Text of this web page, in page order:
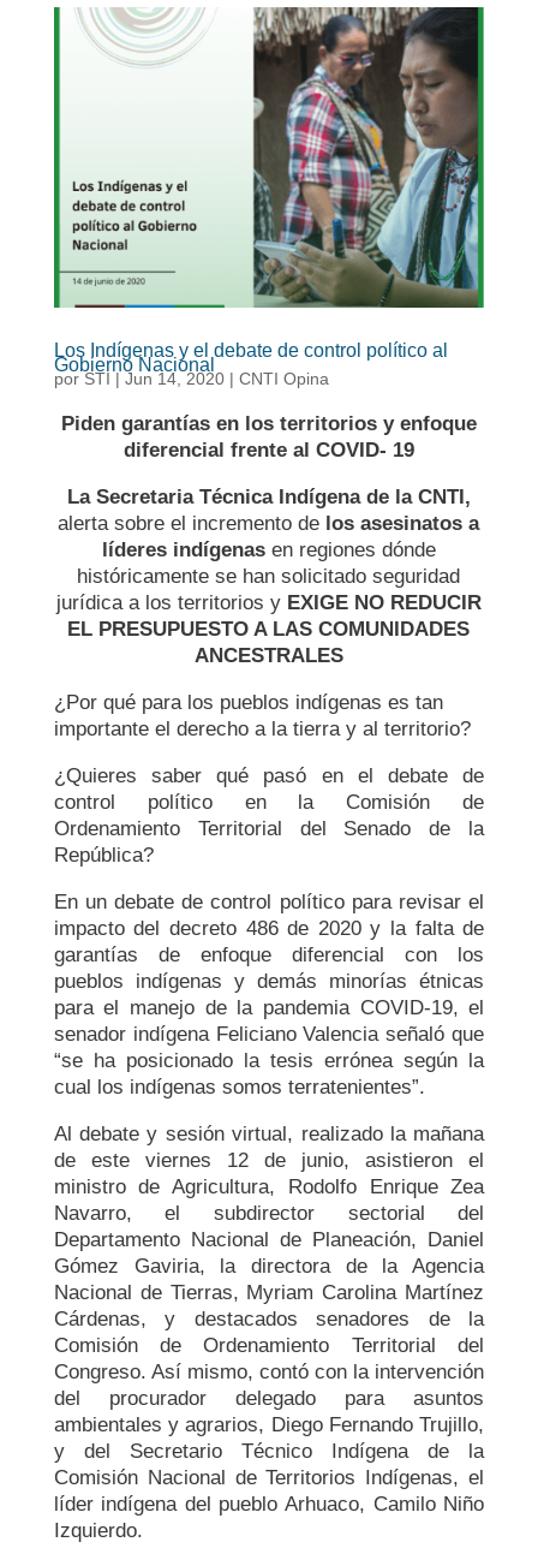
Los Indígenas y el debate de control político al
Gobierno Nacional
porSTI|Jun 14, 2020| CNTI Opina
Piden garantías en los territorios y enfoque
diferencial frente al COVID- 19
La Secretaria Técnica Indígena de la CNTI,
alerta sobre el incremento de los asesinatos a
líderes indígenasen regiones dónde
históricamente se han solicitado seguridad
jurídica a los territorios y EXIGE NO REDUCIR
EL PRESUPUESTO A LAS COMUNIDADES
ANCESTRALES
¿Por qué para los pueblos indígenas es tan
importante el derecho a la tierra y al territorio?
¿Quieres saber qué pasó en el debate de
control político en la Comisión de
Ordenamiento Territorial del Senado de la
República?
En un debate de control político para revisar el
impacto del decreto 486 de 2020 y la falta de
garantías de enfoque diferencial con los
pueblos indígenas y demás minorías étnicas
para el manejo de la pandemia COVID-19, el
senador indígena Feliciano Valencia señaló que
“se ha posicionado la tesis errónea según la
cual los indígenas somos terratenientes”.
Al debate y sesión virtual, realizado la mañana
de este viernes 12 de junio, asistieron el
ministro de Agricultura, Rodolfo Enrique Zea
Navarro, el subdirector sectorial del
Departamento Nacional de Planeación, Daniel
Gómez Gaviria, la directora de la Agencia
Nacional de Tierras, Myriam Carolina Martínez
Cárdenas, y destacados senadores de la
Comisión de Ordenamiento Territorial del
Congreso. Así mismo, contó con la intervención
del procurador delegado para asuntos
ambientales y agrarios, Diego Fernando Trujillo,
y del Secretario Técnico Indígena de la
Comisión Nacional de Territorios Indígenas, el
líder indígena del pueblo Arhuaco, Camilo Niño
Izquierdo.